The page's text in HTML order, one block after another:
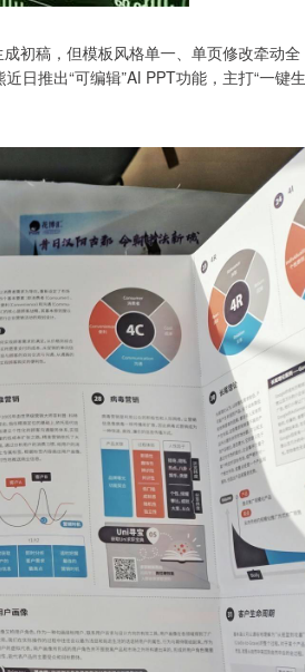
初稿，但模板风格单一、单页修改牵动全
日推出“可编辑”AI PPT功能，主打“一键生